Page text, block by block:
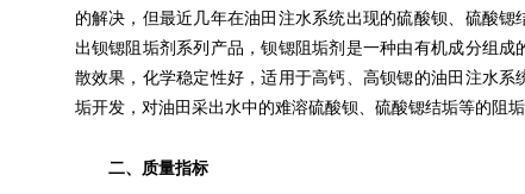
的解决，但最近几年在油田注水系统出现的硫酸钡、硫酸
出钡锶阻垢剂系列产品，钡锶阻垢剂是一种由有机成分组
散效果，化学稳定性好，适用于高钙、高钡锶的油田注水
垢开发，对油田采出水中的难溶硫酸钡、硫酸锶结垢等的阻
二、质量指标